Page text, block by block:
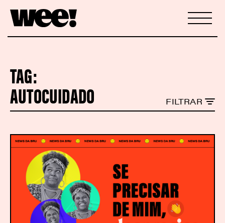
TAG:
AUTOCUIDADO FILTRAR